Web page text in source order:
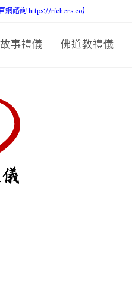
諮詢 https://richers.co】
事禮儀 佛道教禮儀